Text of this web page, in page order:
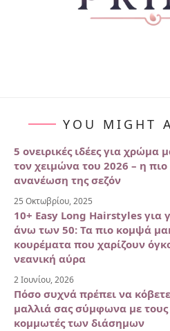
YOU MIGHT
5 ονειρικές ιδέες για χρώμα
τον χειμώνα του 2026 – η
ανανέωση της σεζόν
25 Οκτωβρίου, 2025
10+ Easy Long Hairstyles για
άνω των 50: Τα πιο κομψά
κουρέματα που χαρίζουν
νεανική αύρα
2 Ιουνίου, 2026
Πόσο συχνά πρέπει να
μαλλιά σας σύμφωνα με τους
κομμωτές των διάσημων